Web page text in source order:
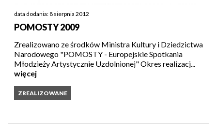
data dodania: 8 sierpnia 2012
POMOSTY 2009
Zrealizowano ze środków Ministra Kultury i Dziedzictwa
Narodowego "POMOSTY - Europejskie Spotkania
Młodzieży Artystycznie Uzdolnionej" Okres realizacj...
więcej
ZREALIZOWANE